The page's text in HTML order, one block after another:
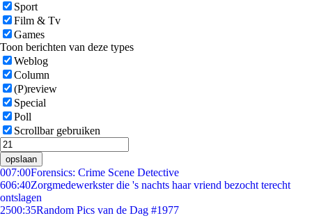
Sport
Film & Tv
Games
Toon berichten van deze types
Weblog
Column
(P)review
Special
Poll
Scrollbar gebruiken
opslaan
007:00Forensics: Crime Scene Detective
606:40Zorgmedewerkster die 's nachts haar vriend bezocht terecht
ontslagen
2500:35Random Pics van de Dag #1977